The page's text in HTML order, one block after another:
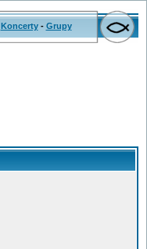
Koncerty- Grupy